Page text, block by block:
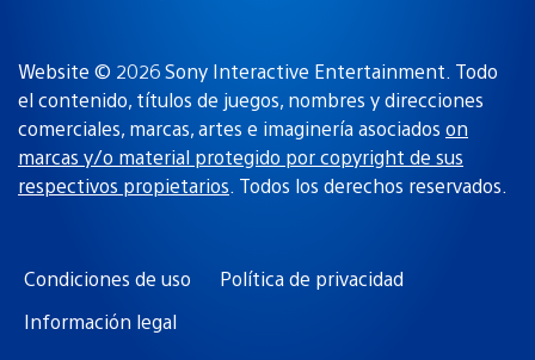
Website © 2026 Sony Interactive Entertainment. Todo
el contenido, títulos de juegos, nombres y direcciones
comerciales, marcas, artes e imaginería asociados on
marcas y/o material protegido por copyright de sus
respectivos propietarios. Todos los derechos reservados.
Condiciones de uso
Política de privacidad
Información legal